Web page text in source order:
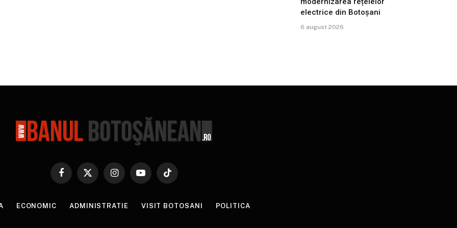
electrice din Botoșani
6 august 2026
Facebook
X
InstagramYouTubeTikTok
ECONOMIC ADMINISTRATIE VISIT BOTOSANI POLITICA